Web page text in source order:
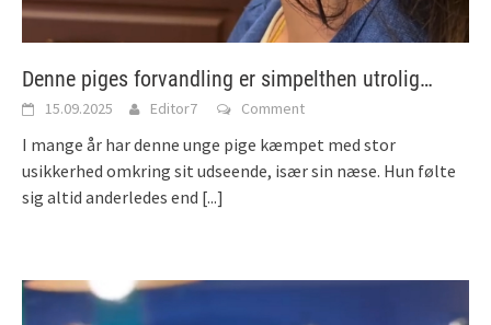
Denne piges forvandling er simpelthen utrolig…
15.09.2025 Editor7 Comment
I mange år har denne unge pige kæmpet med stor
usikkerhed omkring sit udseende, især sin næse. Hun følte
sig altid anderledes end [...]